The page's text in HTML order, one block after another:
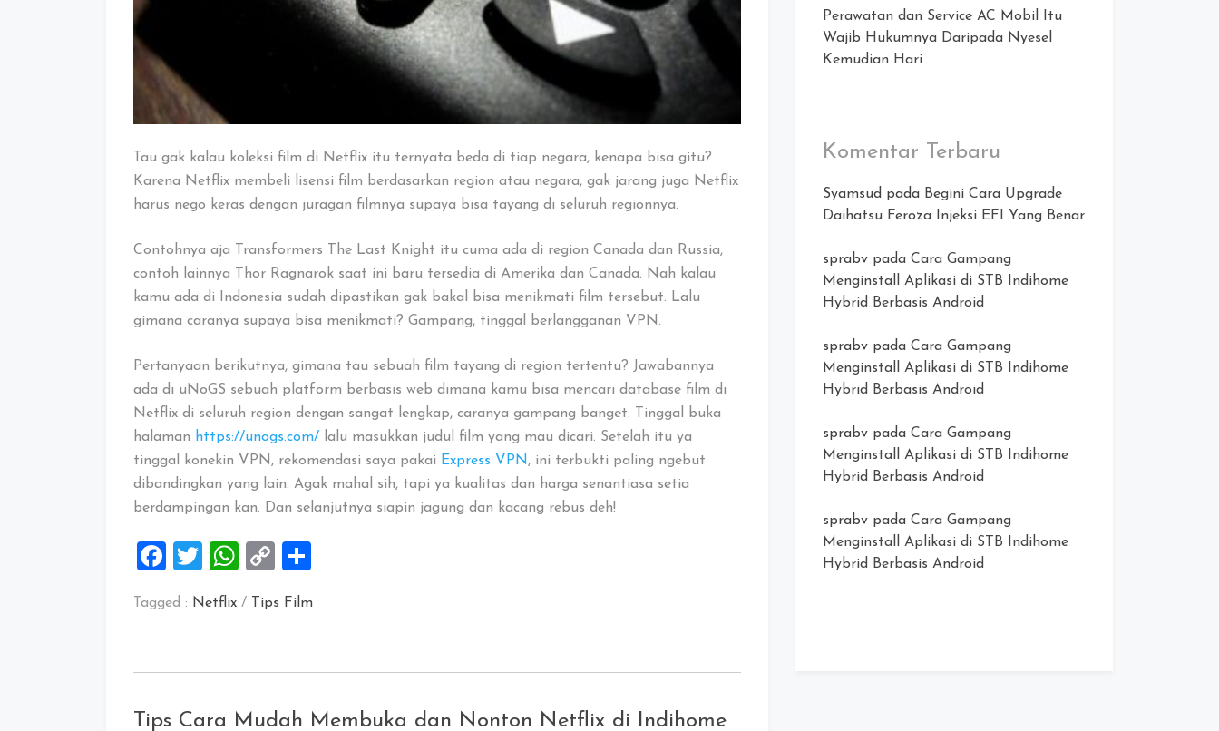
Tau gak kalau koleksi film di Netflix itu ternyata beda di tiap negara, kenapa bisa gitu?
Karena Netflix membeli lisensi film berdasarkan region atau negara, gak jarang juga Netflix
harus nego keras dengan juragan filmnya supaya bisa tayang di seluruh regionnya.
Contohnya aja Transformers The Last Knight itu cuma ada di region Canada dan Russia,
contoh lainnya Thor Ragnarok saat ini baru tersedia di Amerika dan Canada. Nah kalau
kamu ada di Indonesia sudah dipastikan gak bakal bisa menikmati film tersebut. Lalu
gimana caranya supaya bisa menikmati? Gampang, tinggal berlangganan VPN.
Pertanyaan berikutnya, gimana tau sebuah film tayang di region tertentu? Jawabannya
ada di uNoGS sebuah platform berbasis web dimana kamu bisa mencari database film di
Netflix di seluruh region dengan sangat lengkap, caranya gampang banget. Tinggal buka
halaman https://unogs.com/ lalu masukkan judul film yang mau dicari. Setelah itu ya
tinggal konekin VPN, rekomendasi saya pakai Express VPN, ini terbukti paling ngebut
dibandingkan yang lain. Agak mahal sih, tapi ya kualitas dan harga senantiasa setia
berdampingan kan. Dan selanjutnya siapin jagung dan kacang rebus deh!
Facebook
TwitterWhatsApp
Copy
Tagged : Netflix / Tips Film
Tips Cara Mudah Membuka dan Nonton Netflix di Indihome
Perawatan dan Service AC Mobil Itu
Wajib Hukumnya Daripada Nyesel
Kemudian Hari
Komentar Terbaru
Syamsud pada Begini Cara Upgrade
Daihatsu Feroza Injeksi EFI Yang Benar
sprabv pada Cara Gampang
Menginstall Aplikasi di STB Indihome
Hybrid Berbasis Android
sprabv pada Cara Gampang
Menginstall Aplikasi di STB Indihome
Hybrid Berbasis Android
sprabv pada Cara Gampang
Menginstall Aplikasi di STB Indihome
Hybrid Berbasis Android
sprabv pada Cara Gampang
Menginstall Aplikasi di STB Indihome
Hybrid Berbasis Android